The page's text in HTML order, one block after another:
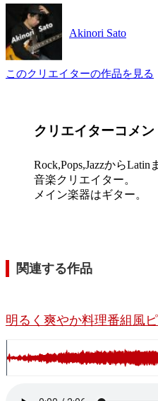
Akinori Sato
このクリエイターの作品を見る
クリエイターコメン
Rock,Pops,Jazzから
音楽クリエイター。
メイン楽器はギター。
関連する作品
明るく爽やか料理番組風